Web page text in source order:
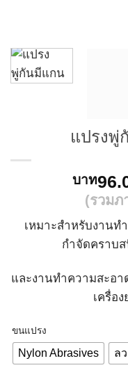
แปรงพู่
บาท
(รวมภ
เหมาะสำหรับงานท
กำจัดคราบ
และงานทำความสะอ
เครื่อ
ขนแปรง
Nylon Abrasives ล